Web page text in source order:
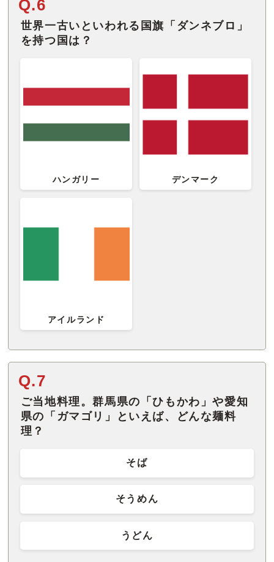
Q.6
世界一古いといわれる国旗「ダンネブロ」
を持つ国は？
ハンガリー デンマーク
アイルランド
Q.7
ご当地料理。群馬県の「ひもかわ」や愛知
県の「ガマゴリ」といえば、どんな麺料
理？
そば
そうめん
うどん